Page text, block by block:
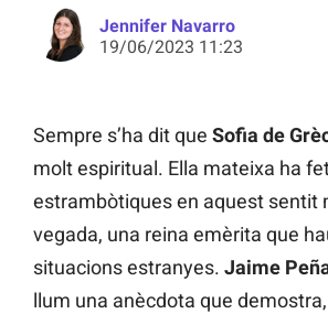
Jennifer Navarro
19/06/2023 11:23
Sempre s’ha dit que Sofia de
molt espiritual. Ella mateixa ha
estrambòtiques en aquest sentit
vegada, una reina emèrita que
situacions estranyes. Jaime
llum una anècdota que